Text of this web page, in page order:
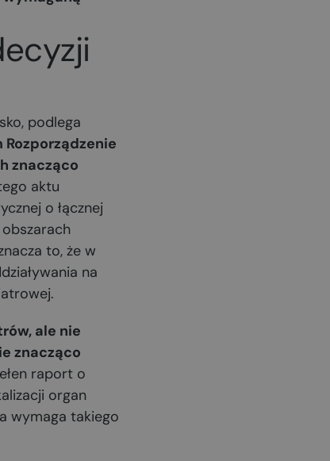
podlega
znacząco
aktu
o łącznej
to, że w
na
ale nie
znacząco
raport o
organ
wymaga takiego